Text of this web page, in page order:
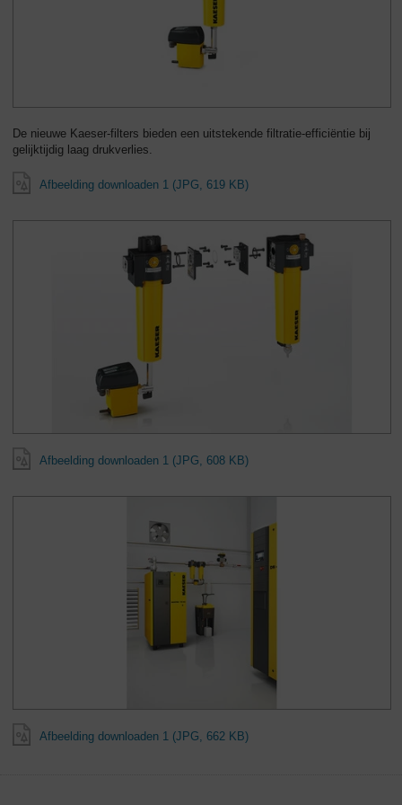
De nieuwe Kaeser-filters bieden een uitstekende filtratie-efficiëntie bij
gelijktijdig laag drukverlies.
Afbeelding downloaden 1 (JPG, 619 KB)
Afbeelding downloaden 1 (JPG, 608 KB)
Afbeelding downloaden 1 (JPG, 662 KB)